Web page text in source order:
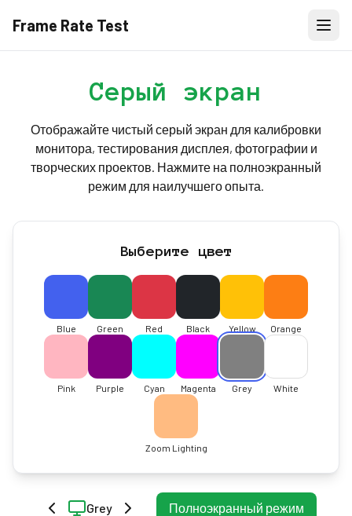
Frame Rate Test
Серый экран
Отображайте чистый серый экран для калибровки
монитора, тестирования дисплея, фотографии и
творческих проектов. Нажмите на полноэкранный
режим для наилучшего опыта.
Выберите цвет
Blue Green Red Black Yellow Orange
Pink Purple Cyan Magenta Grey White
Zoom Lighting
Grey Полноэкранный режим